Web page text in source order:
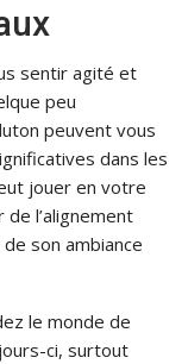
sentir agité et
peu
peuvent vous
dans les
jouer en votre
l’alignement
son ambiance
le monde de
ci, surtout